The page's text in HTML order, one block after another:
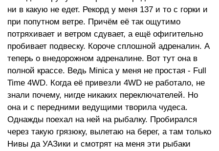
ни в какую не едет. Рекорд у меня 137 и то с горки и
при попутном ветре. Причём её так ощутимо
потряхивает и ветром сдувает, а ещё офигительно
пробивает подвеску. Короче сплошной адреналин. А
теперь о внедорожном адреналине. Вот тут она в
полной крассе. Ведь Minica у меня не простая - Full
Time 4WD. Когда её привезли 4WD не работало, не
знали почему, нигде никаких переключателей. Но
она и с передними ведущими творила чудеса.
Однажды поехал на ней на рыбалку. Пробирался
через такую грязюку, вылетаю на берег, а там только
Нивы да УАЗики и смотрят на меня эти рыбаки